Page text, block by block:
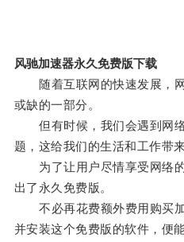
风驰加速器永久免费版下载
随着互联网的快速发展，网
或缺的一部分。
但有时候，我们会遇到网络
题，这给我们的生活和工作带
为了让用户尽情享受网络的
出了永久免费版。
不必再花费额外费用购买加
并安装这个免费版的软件，便